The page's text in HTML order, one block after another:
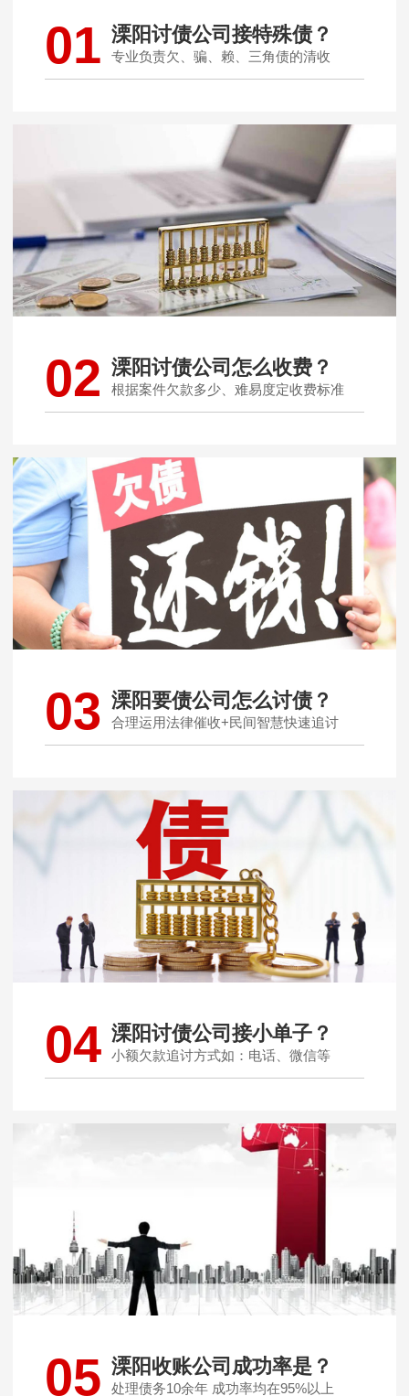
01 溧阳讨债公司接特殊债？
专业负责欠、骗、赖、三角债的清收
02 溧阳讨债公司怎么收费？
根据案件欠款多少、难易度定收费标准
03 溧阳要债公司怎么讨债？
合理运用法律催收+民间智慧快速追讨
04 溧阳讨债公司接小单子？
小额欠款追讨方式如：电话、微信等
05 溧阳收账公司成功率是？
处理债务10余年 成功率均在95%以上